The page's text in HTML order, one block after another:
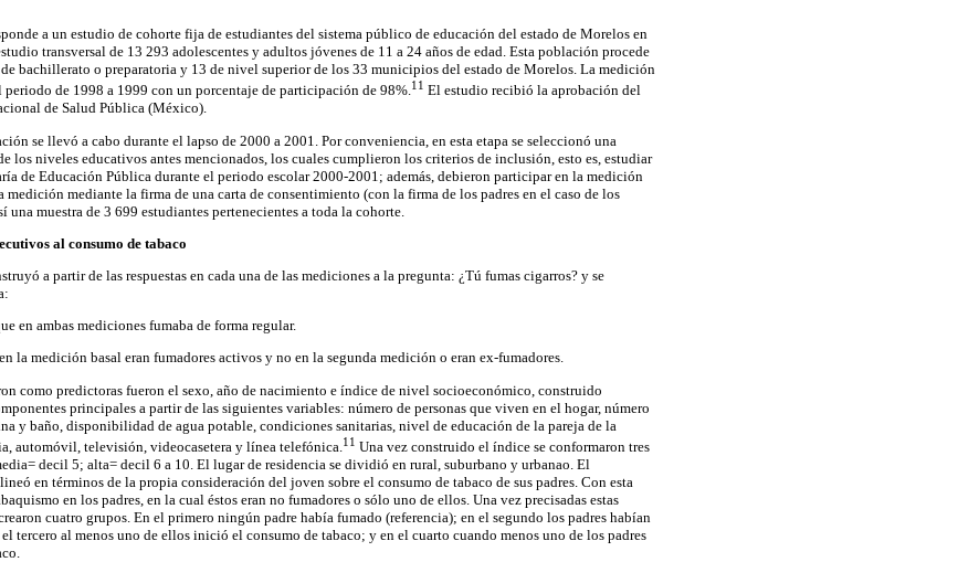
a un estudio de cohorte fija de estudiantes del sistema público de educación del estado de Morelos en
transversal de 13 293 adolescentes y adultos jóvenes de 11 a 24 años de edad. Esta población procede
de bachillerato o preparatoria y 13 de nivel superior de los 33 municipios del estado de Morelos. La medición
periodo de 1998 a 1999 con un porcentaje de participación de 98%.11 El estudio recibió la aprobación del
de Salud Pública (México).
se llevó a cabo durante el lapso de 2000 a 2001. Por conveniencia, en esta etapa se seleccionó una
los niveles educativos antes mencionados, los cuales cumplieron los criterios de inclusión, esto es, estudiar
de Educación Pública durante el periodo escolar 2000-2001; además, debieron participar en la medición
medición mediante la firma de una carta de consentimiento (con la firma de los padres en el caso de los
una muestra de 3 699 estudiantes pertenecientes a toda la cohorte.
al consumo de tabaco
a partir de las respuestas en cada una de las mediciones a la pregunta: ¿Tú fumas cigarros? y se
en ambas mediciones fumaba de forma regular.
la medición basal eran fumadores activos y no en la segunda medición o eran ex-fumadores.
como predictoras fueron el sexo, año de nacimiento e índice de nivel socioeconómico, construido
principales a partir de las siguientes variables: número de personas que viven en el hogar, número
y baño, disponibilidad de agua potable, condiciones sanitarias, nivel de educación de la pareja de la
automóvil, televisión, videocasetera y línea telefónica. 11 Una vez construido el índice se conformaron tres
decil 5; alta= decil 6 a 10. El lugar de residencia se dividió en rural, suburbano y urbanao. El
en términos de la propia consideración del joven sobre el consumo de tabaco de sus padres. Con esta
en los padres, en la cual éstos eran no fumadores o sólo uno de ellos. Una vez precisadas estas
cuatro grupos. En el primero ningún padre había fumado (referencia); en el segundo los padres habían
tercero al menos uno de ellos inició el consumo de tabaco; y en el cuarto cuando menos uno de los padres